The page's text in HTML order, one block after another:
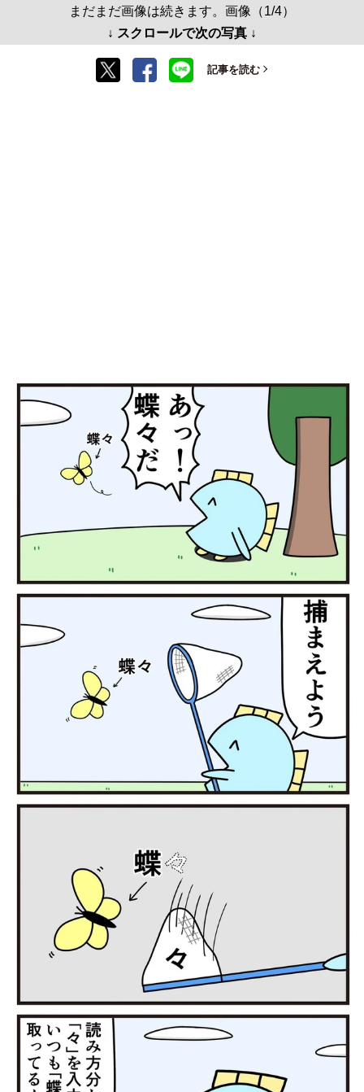
まだまだ画像は続きます。画像（1/4）
↓ スクロールで次の写真 ↓
記事を読む